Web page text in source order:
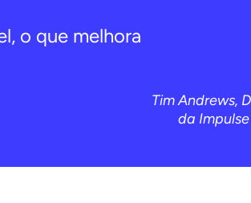
o que melhora
Tim Andrews,
da